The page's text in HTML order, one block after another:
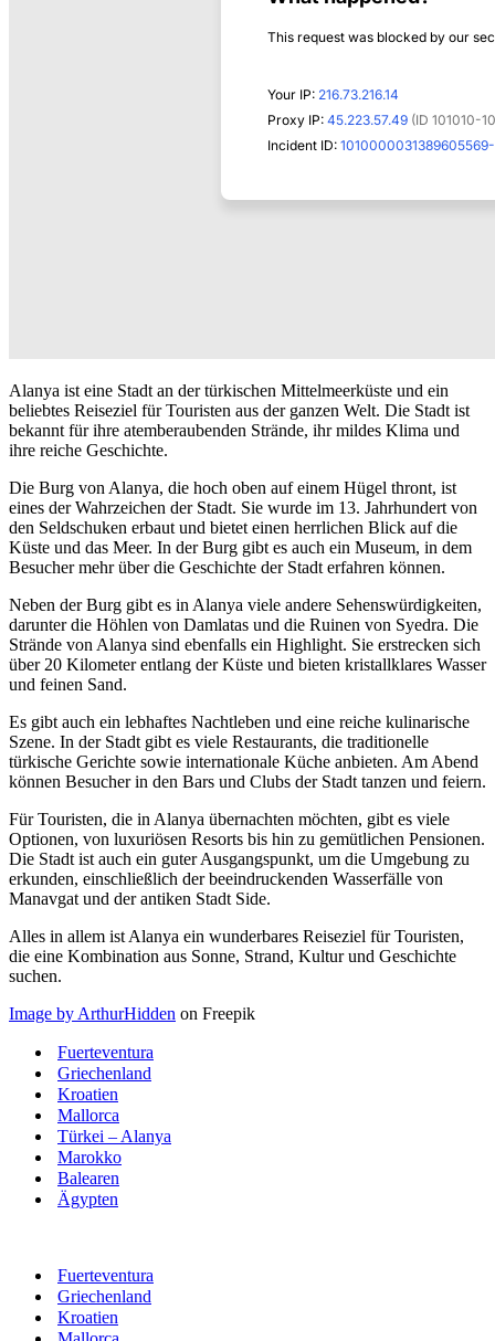
Alanya ist eine Stadt an der türkischen Mittelmeerküste und ein
beliebtes Reiseziel für Touristen aus der ganzen Welt. Die Stadt ist
bekannt für ihre atemberaubenden Strände, ihr mildes Klima und
ihre reiche Geschichte.
Die Burg von Alanya, die hoch oben auf einem Hügel thront, ist
eines der Wahrzeichen der Stadt. Sie wurde im 13. Jahrhundert von
den Seldschuken erbaut und bietet einen herrlichen Blick auf die
Küste und das Meer. In der Burg gibt es auch ein Museum, in dem
Besucher mehr über die Geschichte der Stadt erfahren können.
Neben der Burg gibt es in Alanya viele andere Sehenswürdigkeiten,
darunter die Höhlen von Damlatas und die Ruinen von Syedra. Die
Strände von Alanya sind ebenfalls ein Highlight. Sie erstrecken sich
über 20 Kilometer entlang der Küste und bieten kristallklares Wasser
und feinen Sand.
Es gibt auch ein lebhaftes Nachtleben und eine reiche kulinarische
Szene. In der Stadt gibt es viele Restaurants, die traditionelle
türkische Gerichte sowie internationale Küche anbieten. Am Abend
können Besucher in den Bars und Clubs der Stadt tanzen und feiern.
Für Touristen, die in Alanya übernachten möchten, gibt es viele
Optionen, von luxuriösen Resorts bis hin zu gemütlichen Pensionen.
Die Stadt ist auch ein guter Ausgangspunkt, um die Umgebung zu
erkunden, einschließlich der beeindruckenden Wasserfälle von
Manavgat und der antiken Stadt Side.
Alles in allem ist Alanya ein wunderbares Reiseziel für Touristen,
die eine Kombination aus Sonne, Strand, Kultur und Geschichte
suchen.
Image by ArthurHidden on Freepik
Fuerteventura
Griechenland
Kroatien
Mallorca
Türkei – Alanya
Marokko
Balearen
Ägypten
Fuerteventura
Griechenland
Kroatien